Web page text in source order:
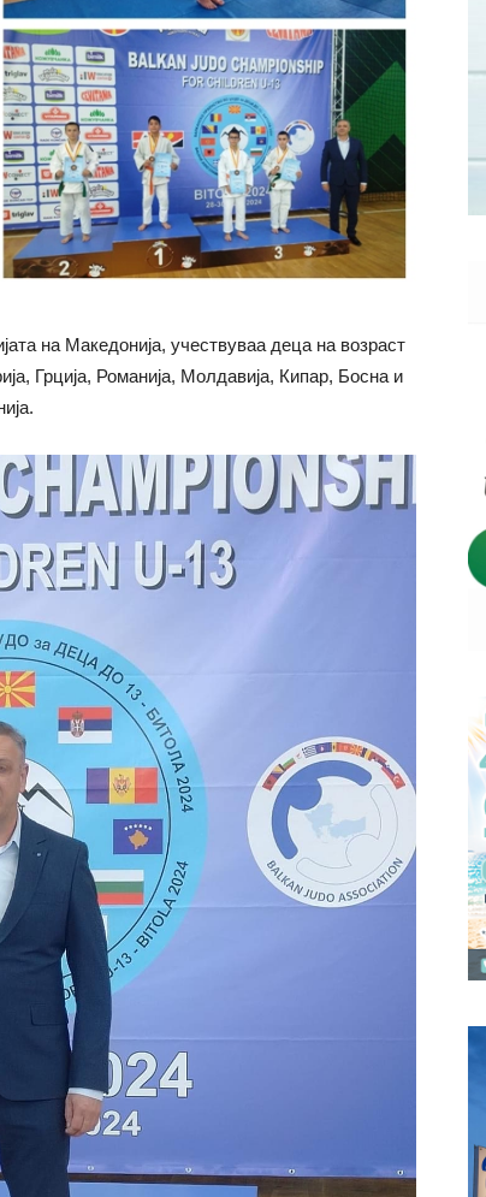
на Македонија, учествуваа деца на возраст
Грција, Романија, Молдавија, Кипар, Босна и